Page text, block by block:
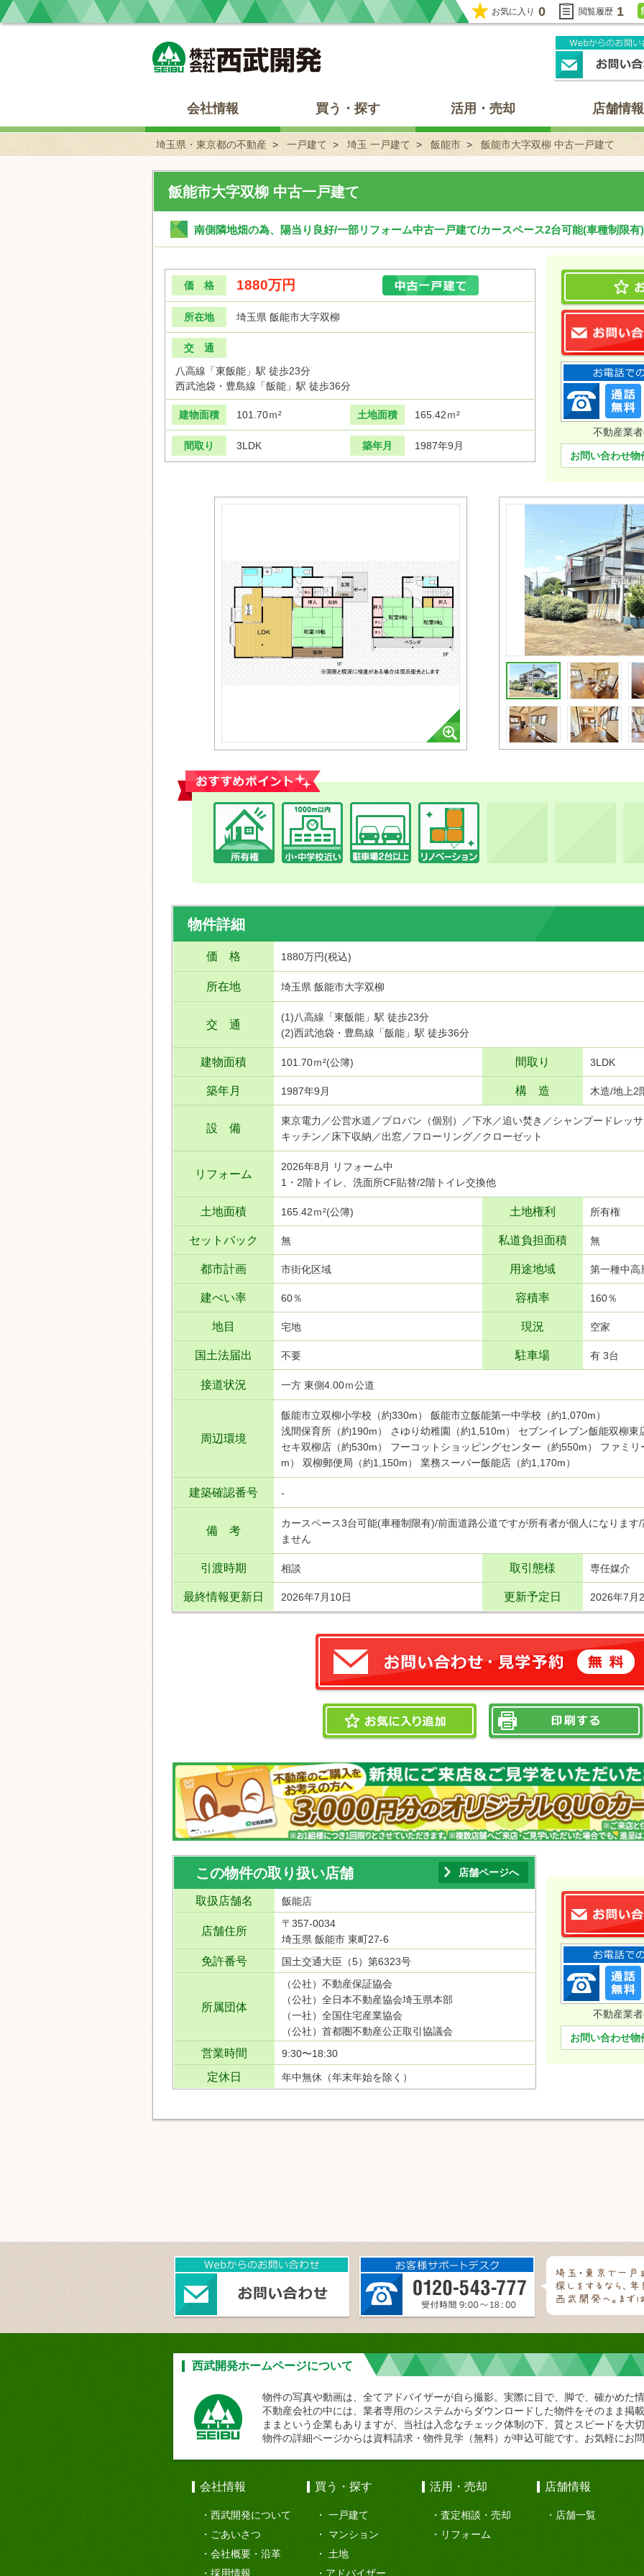
お気に入り 0 閲覧履歴 1
会社情報 買う・探す 活用・売却 店舗情報
埼玉県・東京都の不動産 一戸建て 埼玉 一戸建て 飯能市 飯能市大字双柳 中古一戸建て
飯能市大字双柳 中古一戸建て
南側隣地畑の為、陽当り良好/一部リフォーム中古一戸建て/カースペース2台可能(車種制限有
価 格 1880万円
所在地 埼玉県 飯能市大字双柳
交 通
八高線「東飯能」駅 徒歩23分
西武池袋・豊島線「飯能」駅 徒歩36分
建物面積 101.70ｍ² 土地面積 165.42ｍ²
間取り 3LDK 築年月 1987年9月
不動産業
お問い合わせ物
おすすめポイント
物件詳細
価 格 1880万円(税込)
所在地 埼玉県 飯能市大字双柳
交 通
(1)八高線「東飯能」駅 徒歩23分
(2)西武池袋・豊島線「飯能」駅 徒歩36分
建物面積 101.70ｍ²(公簿) 間取り 3LDK
築年月 1987年9月 構 造 木造/地上2
設 備
東京電力／公営水道／プロパン（個別）／下水／追い焚き／シャンプードレッ
キッチン／床下収納／出窓／フローリング／クローゼット
リフォーム
2026年8月 リフォーム中
1・2階トイレ、洗面所CF貼替/2階トイレ交換他
土地面積 165.42ｍ²(公簿) 土地権利 所有権
セットバック 無 私道負担面積 無
都市計画 市街化区域 用途地域 第一種中高
建ぺい率 60％ 容積率 160％
地目 宅地 現況 空家
国土法届出 不要 駐車場 有 3台
接道状況 一方 東側4.00ｍ公道
周辺環境
飯能市立双柳小学校（約330m） 飯能市立飯能第一中学校（約1,070m）
浅間保育所（約190m） さゆり幼稚園（約1,510m） セブンイレブン飯能双柳
セキ双柳店（約530m） フーコットショッピングセンター（約550m） ファミ
m） 双柳郵便局（約1,150m） 業務スーパー飯能店（約1,170m）
建築確認番号 -
備 考
カースペース3台可能(車種制限有)/前面道路公道ですが所有者が個人になりま
ません
引渡時期 相談 取引態様 専任媒介
最終情報更新日 2026年7月10日 更新予定日 2026年7月
この物件の取り扱い店舗 店舗ページへ
取扱店舗名 飯能店
店舗住所
〒357-0034
埼玉県 飯能市 東町27-6
免許番号 国土交通大臣（5）第6323号
所属団体
（公社）不動産保証協会
（公社）全日本不動産協会埼玉県本部
（一社）全国住宅産業協会
（公社）首都圏不動産公正取引協議会
営業時間 9:30〜18:30
定休日 年中無休（年末年始を除く）
不動産業
お問い合わせ物
西武開発ホームページについて
物件の写真や動画は、全てアドバイザーが自ら撮影。実際に目で、脚で、確かめた
不動産会社の中には、業者専用のシステムからダウンロードした物件をそのまま掲
ままという企業もありますが、当社は入念なチェック体制の下、質とスピードを大
物件の詳細ページからは資料請求・物件見学（無料）が申込可能です。お気軽にお
会社情報
西武開発について
ごあいさつ
会社概要・沿革
採用情報
買う・探す
一戸建て
マンション
土地
アドバイザー
活用・売却
査定相談・売却
リフォーム
店舗情報
店舗一覧